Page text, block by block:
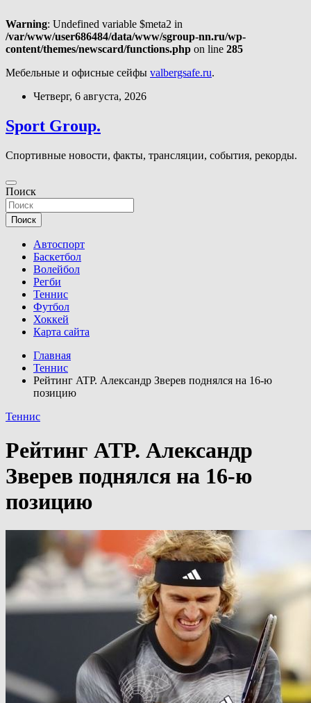
Warning: Undefined variable $meta2 in
/var/www/user686484/data/www/sgroup-nn.ru/wp-
content/themes/newscard/functions.php on line 285
Мебельные и офисные сейфы valbergsafe.ru.
Перейти
содержимому
Четверг, 6 августа, 2026
Sport Group.
Спортивные новости, факты, трансляции, события, рекорды.
Поиск
Поиск
Автоспорт
Баскетбол
Волейбол
Регби
Теннис
Футбол
Хоккей
Карта сайта
Главная
Теннис
Рейтинг ATP. Александр Зверев поднялся на 16-ю
позицию
Теннис
Рейтинг ATP. Александр
Зверев поднялся на 16-ю
позицию